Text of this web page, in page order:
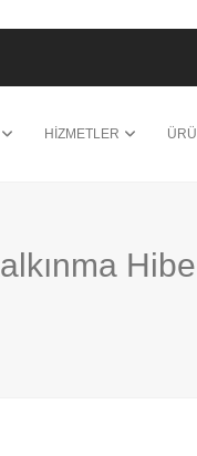
HİZMETLER